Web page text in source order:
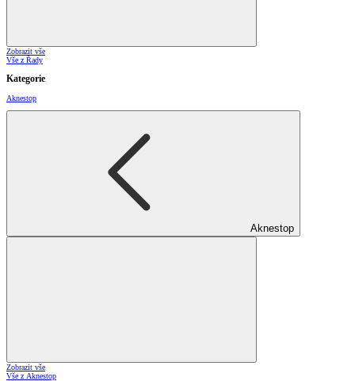
Zobrazit vše
Vše z Řady
Kategorie
Aknestop
Aknestop
Zobrazit vše
Vše z Aknestop